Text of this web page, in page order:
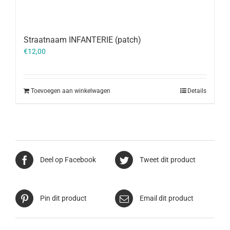
Straatnaam INFANTERIE (patch)
€12,00
Toevoegen aan winkelwagen Details
Deel op Facebook Tweet dit product
Pin dit product Email dit product